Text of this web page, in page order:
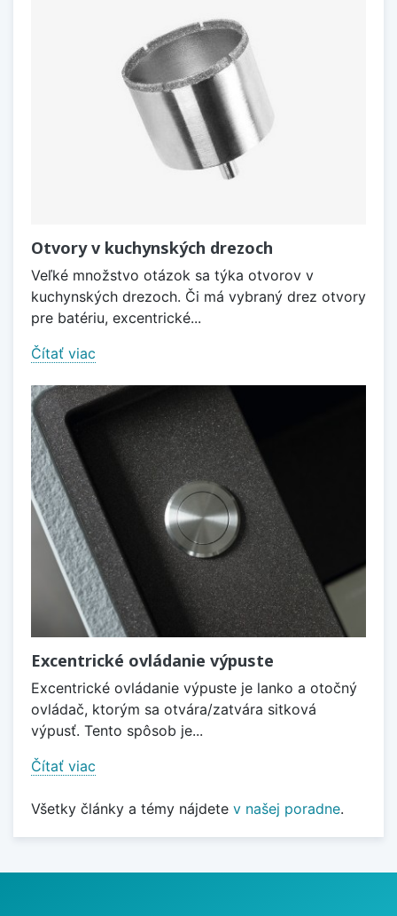
Otvory v kuchynských drezoch
Veľké množstvo otázok sa týka otvorov v
kuchynských drezoch. Či má vybraný drez otvory
pre batériu, excentrické...
Čítať viac
Excentrické ovládanie výpuste
Excentrické ovládanie výpuste je lanko a otočný
ovládač, ktorým sa otvára/zatvára sitková
výpusť. Tento spôsob je...
Čítať viac
Všetky články a témy nájdete v našej poradne.